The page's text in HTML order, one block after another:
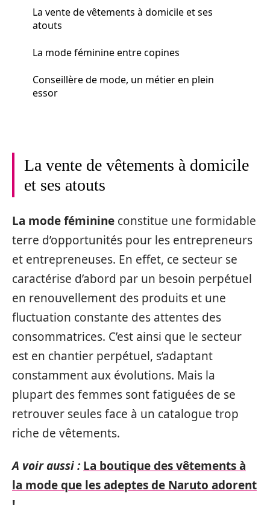
La vente de vêtements à domicile et ses
atouts
La mode féminine entre copines
Conseillère de mode, un métier en plein
essor
La vente de vêtements à domicile
et ses atouts
La mode féminine constitue une formidable
terre d’opportunités pour les entrepreneurs
et entrepreneuses. En effet, ce secteur se
caractérise d’abord par un besoin perpétuel
en renouvellement des produits et une
fluctuation constante des attentes des
consommatrices. C’est ainsi que le secteur
est en chantier perpétuel, s’adaptant
constamment aux évolutions. Mais la
plupart des femmes sont fatiguées de se
retrouver seules face à un catalogue trop
riche de vêtements.
A voir aussi : La boutique des vêtements à
la mode que les adeptes de Naruto adorent